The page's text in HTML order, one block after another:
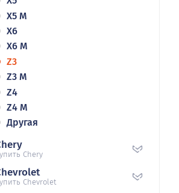
X5 M
X6
X6 M
Z3
Z3 M
Z4
Z4 M
Другая
Chery
Chevrolet